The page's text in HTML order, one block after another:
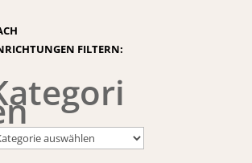
FILTERN: